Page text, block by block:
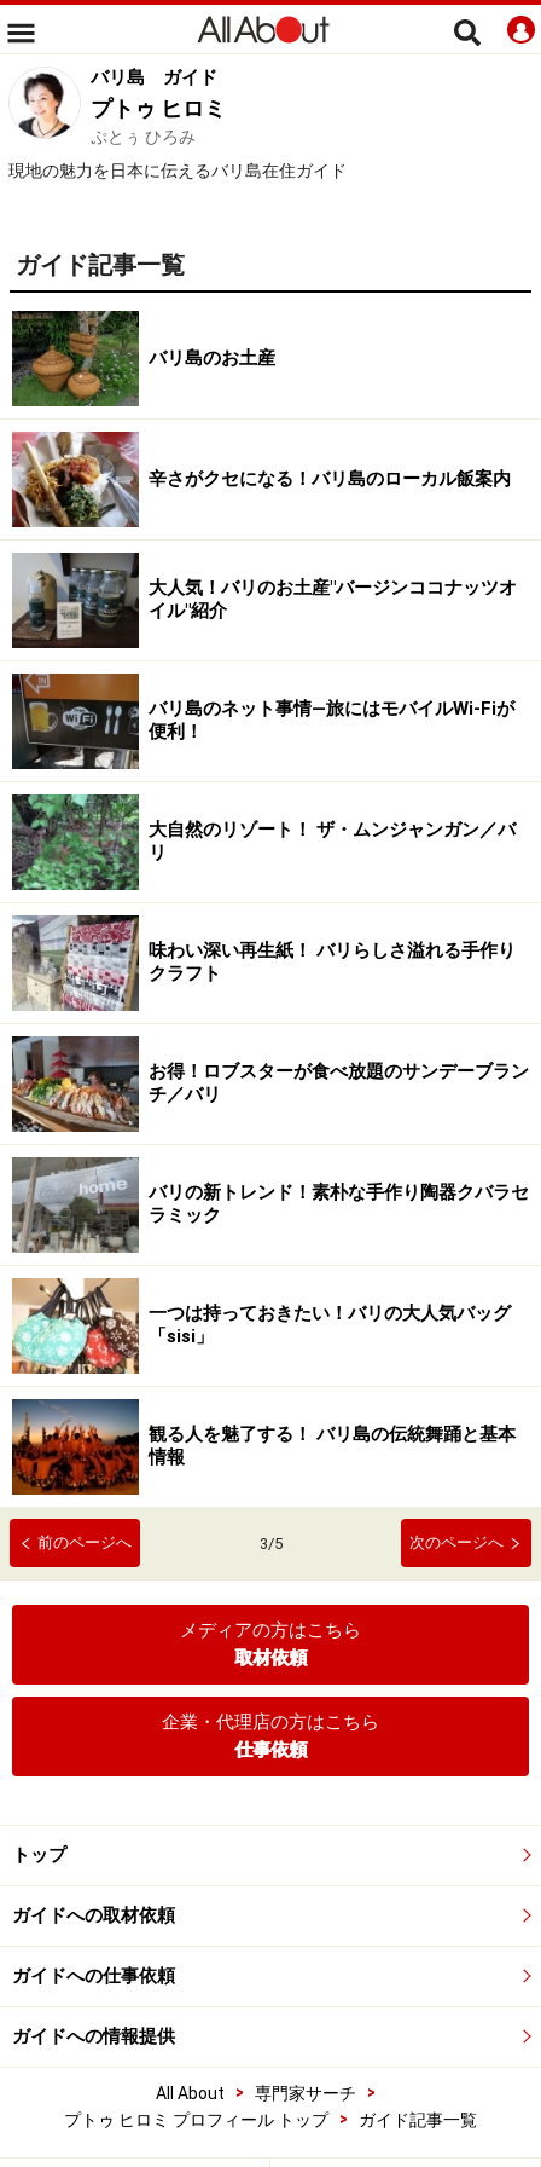
バリ島 ガイド
プトゥ ヒロミ
ぷとぅ ひろみ
現地の魅力を日本に伝えるバリ島在住ガイド
ガイド記事一覧
バリ島のお土産
辛さがクセになる！バリ島のローカル飯案内
大人気！バリのお土産"バージンココナッツオ
イル"紹介
バリ島のネット事情―旅にはモバイルWi-Fiが
便利！
大自然のリゾート！ ザ・ムンジャンガン／バ
リ
味わい深い再生紙！ バリらしさ溢れる手作り
クラフト
お得！ロブスターが食べ放題のサンデーブラン
チ／バリ
バリの新トレンド！素朴な手作り陶器クバラセ
ラミック
一つは持っておきたい！バリの大人気バッグ
「sisi」
観る人を魅了する！ バリ島の伝統舞踊と基本
情報
前のページへ 3/5 次のページへ
メディアの方はこちら
取材依頼
企業・代理店の方はこちら
仕事依頼
トップ
ガイドへの取材依頼
ガイドへの仕事依頼
ガイドへの情報提供
All About > 専門家サーチ
>
プトゥ ヒロミ プロフィール トップ
> ガイド記事一覧